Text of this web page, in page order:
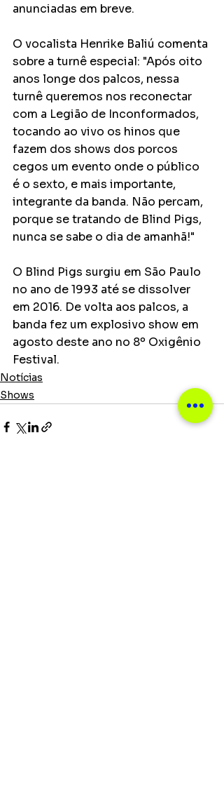
anunciadas em breve.
O vocalista Henrike Baliú comenta
sobre a turnê especial: "Após oito
anos longe dos palcos, nessa
turnê queremos nos reconectar
com a Legião de Inconformados,
tocando ao vivo os hinos que
fazem dos shows dos porcos
cegos um evento onde o público
é o sexto, e mais importante,
integrante da banda. Não percam,
porque se tratando de Blind Pigs,
nunca se sabe o dia de amanhã!"
O Blind Pigs surgiu em São Paulo
no ano de 1993 até se dissolver
em 2016. De volta aos palcos, a
banda fez um explosivo show em
agosto deste ano no 8º Oxigênio
Festival.
Notícias
Shows